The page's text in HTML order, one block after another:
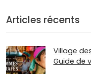
Articles récents
Village
Guide de